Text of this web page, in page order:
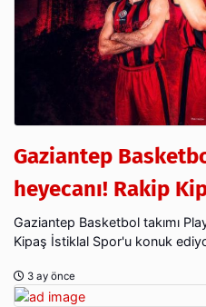
Gaziantep
heyecanı! Rakip
Gaziantep Basketbol takımı
Kipaş İstiklal Spor'u konuk
3 ay önce